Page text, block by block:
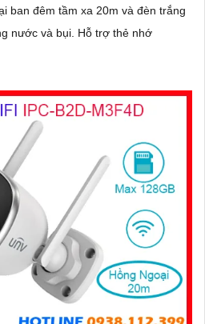
ban đêm tầm xa 20m và đèn trắng
nước và bụi. Hỗ trợ thẻ nhớ